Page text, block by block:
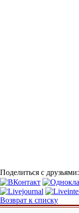
Поделиться с друзьями:
Возврат к списку